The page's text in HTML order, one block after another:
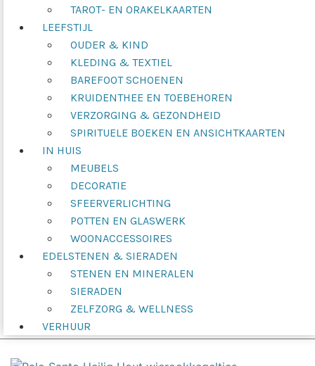
TAROT- EN ORAKELKAARTEN
LEEFSTIJL
OUDER & KIND
KLEDING & TEXTIEL
BAREFOOT SCHOENEN
KRUIDENTHEE EN TOEBEHOREN
VERZORGING & GEZONDHEID
SPIRITUELE BOEKEN EN ANSICHTKAARTEN
IN HUIS
MEUBELS
DECORATIE
SFEERVERLICHTING
POTTEN EN GLASWERK
WOONACCESSOIRES
EDELSTENEN & SIERADEN
STENEN EN MINERALEN
SIERADEN
ZELFZORG & WELLNESS
VERHUUR